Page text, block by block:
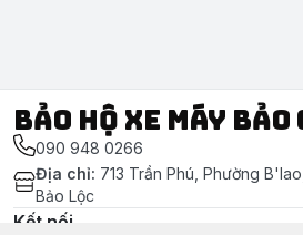
Bảo Hộ Xe Máy Bảo
090 948 0266
Địa chỉ: 713 Trần Phú, Phường
Bảo Lộc
Kết nối